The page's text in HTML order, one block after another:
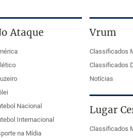
Ataque
Nacional
Internacional
na Mídia
Vrum
Classificados
Classificados
Notícias
Lugar
Classificados